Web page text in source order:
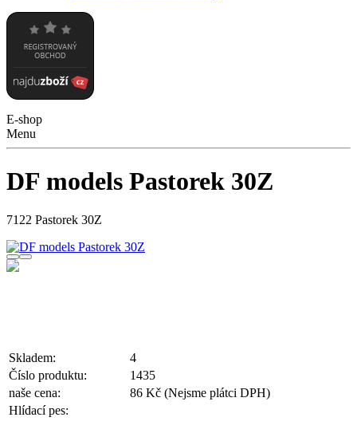
E-shop
Menu
DF models Pastorek 30Z
7122 Pastorek 30Z
Skladem:
4
Číslo produktu:
1435
naše cena:
86 Kč (Nejsme plátci DPH)
Hlídací pes: